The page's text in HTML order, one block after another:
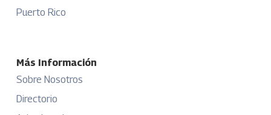
Puerto Rico
Más Información
Sobre Nosotros
Directorio